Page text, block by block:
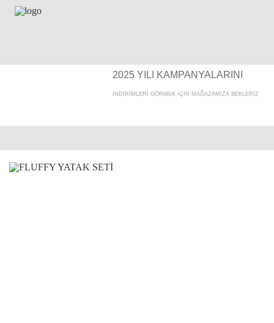
2025 YILI KAMPANYALARINI
İNDİRİMLERİ GÖRMEK İÇİN MAĞAZAMIZA BEKLERİZ